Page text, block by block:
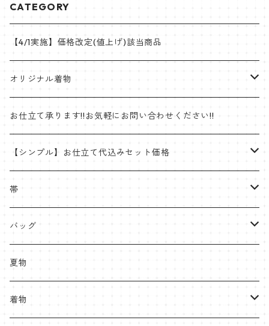
CATEGORY
【4/1実施】価格改定(値上げ)該当商品
オリジナル着物
帯
ゴブラン織名古屋帯
半巾帯
着物
羽織
お仕立て承ります!!お気軽にお問い合わせください!!
【シンプル】お仕立て代込みセット価格
着物
片貝木綿
紬
帯
八寸名古屋
九寸名古屋
帯
名古屋帯・京袋帯
ミンサー
首里織
半幅帯
博多織
角帯
バッグ
受注生産やOEMも承ります
ラタンハンドル
夏物
着物